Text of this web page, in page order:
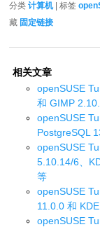
分类计算机| 标签
藏 固定链接
相关文章
openSUSE
和 GIMP
openSUSE
PostgreSQL
openSUSE
5.10.14/6、
等
openSUSE
11.0.0 和
openSUSE